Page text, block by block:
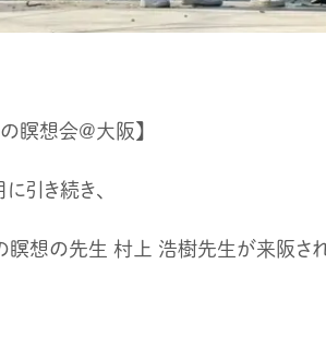
の瞑想会@大阪】
引き続き、
瞑想の先生 村上 浩樹先生が来阪さ